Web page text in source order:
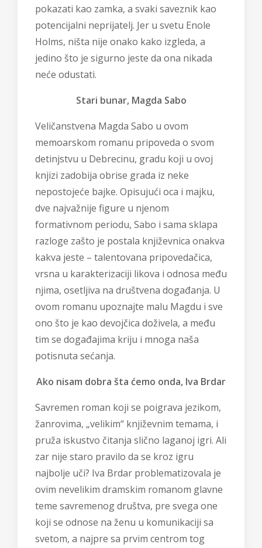
pokazati kao zamka, a svaki saveznik kao
potencijalni neprijatelj. Jer u svetu Enole
Holms, ništa nije onako kako izgleda, a
jedino što je sigurno jeste da ona nikada
neće odustati.
Stari bunar, Magda Sabo
Veličanstvena Magda Sabo u ovom
memoarskom romanu pripoveda o svom
detinjstvu u Debrecinu, gradu koji u ovoj
knjizi zadobija obrise grada iz neke
nepostojeće bajke. Opisujući oca i majku,
dve najvažnije figure u njenom
formativnom periodu, Sabo i sama sklapa
razloge zašto je postala književnica onakva
kakva jeste – talentovana pripovedačica,
vrsna u karakterizaciji likova i odnosa među
njima, osetljiva na društvena događanja. U
ovom romanu upoznajte malu Magdu i sve
ono što je kao devojčica doživela, a među
tim se događajima kriju i mnoga naša
potisnuta sećanja.
Ako nisam dobra šta ćemo onda, Iva Brdar
Savremen roman koji se poigrava jezikom,
žanrovima, „velikim“ književnim temama, i
pruža iskustvo čitanja slično laganoj igri. Ali
zar nije staro pravilo da se kroz igru
najbolje uči? Iva Brdar problematizovala je
ovim nevelikim dramskim romanom glavne
teme savremenog društva, pre svega one
koji se odnose na ženu u komunikaciji sa
svetom, a najpre sa prvim centrom tog